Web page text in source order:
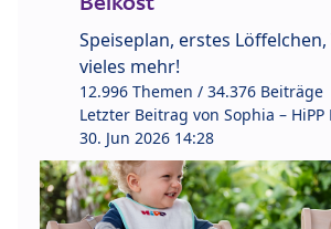
Speiseplan, erstes
vieles mehr!
12.996 Themen / 34.376 Beiträge
Letzter Beitrag von Sophia – HiPP
30. Jun 2026 14:28